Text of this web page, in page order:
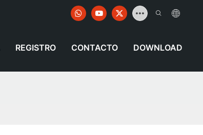
REGISTRO CONTACTO DOWNLOAD